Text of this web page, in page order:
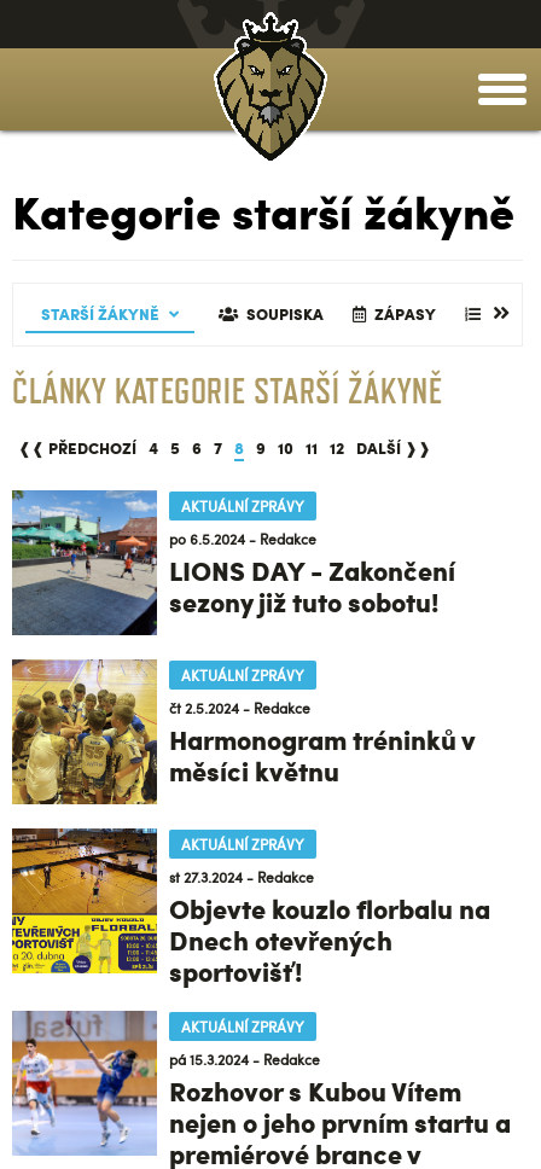
Kategorie starší žákyně
STARŠÍ ŽÁKYNĚ
GALERIE ČLÁNKY
TABULKA REALIZAČNÍ TÝM GALERIE ČLÁNKY
TABULKA REALIZAČNÍ TÝM GALERIE
SOUPISKA ZÁPASY
ČLÁNKY KATEGORIE STARŠÍ ŽÁKYNĚ
❰❰ PŘEDCHOZÍ 4 5 6 7 8 9 10 11 12 DALŠÍ ❱❱
AKTUÁLNÍ ZPRÁVY
po 6.5.2024 - Redakce
LIONS DAY - Zakončení
sezony již tuto sobotu!
AKTUÁLNÍ ZPRÁVY
čt 2.5.2024 - Redakce
Harmonogram tréninků ​v
měsíci květnu
AKTUÁLNÍ ZPRÁVY
st 27.3.2024 - Redakce
Objevte kouzlo florbalu na
Dnech otevřených
sportovišť!
AKTUÁLNÍ ZPRÁVY
pá 15.3.2024 - Redakce
Rozhovor s Kubou Vítem
nejen o jeho prvním startu a
premiérové brance v